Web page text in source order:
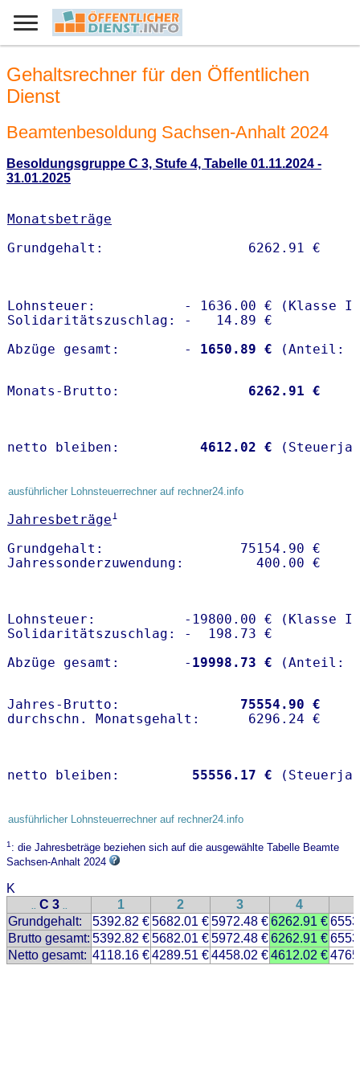
Gehaltsrechner für den Öffentlichen
Dienst
Beamtenbesoldung Sachsen-Anhalt 2024
Besoldungsgruppe C 3, Stufe 4, Tabelle 01.11.2024 -
31.01.2025
Monatsbeträge
Lohnsteuer:           - 1636.00 € (Klasse I)
Solidaritätszuschlag: -   14.89 €
Abzüge gesamt:        -
1650.89 €
Monats-Brutto: 6262.91 €
netto bleiben: 4612.02 €
ausführlicher Lohnsteuerrechner auf rechner24.info
Jahresbeträge1
Grundgehalt:                 75154.90 €
Lohnsteuer:           -19800.00 € (Klasse I)
Solidaritätszuschlag: -  198.73 €
Abzüge gesamt:        - 19998.73 €
Jahres-Brutto: 75554.90 €
netto bleiben: 55556.17 €
ausführlicher Lohnsteuerrechner auf rechner24.info
1: die Jahresbeträge beziehen sich auf die ausgewählte Tabelle Beamte
Sachsen-Anhalt 2024
K
.. C 3 .. 1 2 3 4
Grundgehalt:
5392.82 €5682.01 €5972.48 €6262.91 €
Brutto gesamt: 5392.82 €5682.01 €5972.48 €6262.91 €
Netto gesamt: 4118.16 €4289.51 €4458.02 €4612.02 €